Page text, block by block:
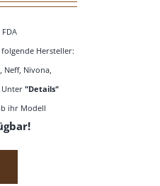
Hersteller:
Neff, Nivona,
Unter "Details"
ihr Modell